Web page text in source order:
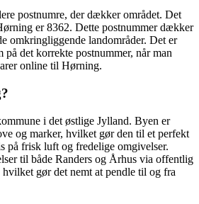
postnumre, der dækker området. Det
er 8362. Dette postnummer dækker
omkringliggende landområder. Det er
det korrekte postnummer, når man
online til Hørning.
i det østlige Jylland. Byen er
og marker, hvilket gør den til et perfekt
på frisk luft og fredelige omgivelser.
til både Randers og Århus via offentlig
gør det nemt at pendle til og fra